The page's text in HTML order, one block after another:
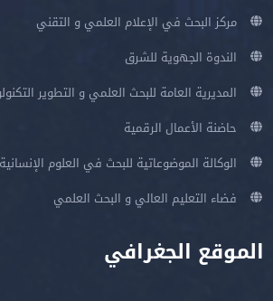
مركز البحث في الإعلام العلمي و التقني
الندوة الجهوية للشرق
المديرية العامة للبحث العلمي و التطوير
حاضنة الأعمال الرقمية
الوكالة الموضوعاتية للبحث في العلوم
فضاء التعليم العالي و البحث العلمي
الموقع الجغرافي